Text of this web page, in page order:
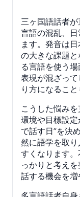
三ヶ国語話者
言語の混乱、
ます。発音は
の大きな課題
る言語を使う
表現が混ざっ
り方になること
こうした悩み
環境や目標設
で話す日”を決
然に語学を取
すくなります
っかりと考え
話する機会を増